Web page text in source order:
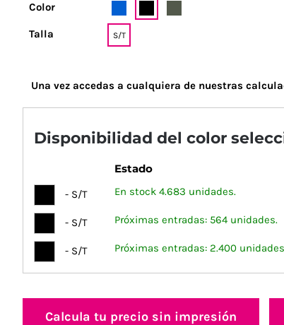
Color
Talla S/T
Una vez accedas a cualquiera de nuestras
Disponibilidad del color
Estado
- S/T En stock 4.683 unidades.
- S/T Próximas entradas: 564 unidades.
- S/T Próximas entradas: 2.400
Calcula tu precio sin impresión